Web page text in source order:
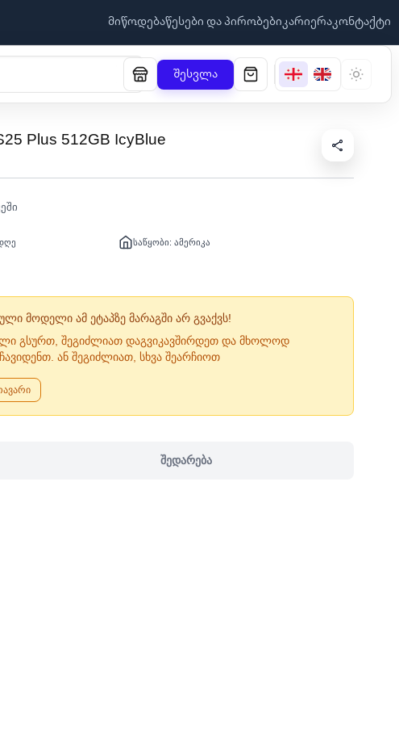
მიწოდებაწესები და პირობები კარიერა კონტაქტი
შესვლა